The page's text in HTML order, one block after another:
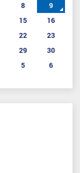
8
9
15
16
22
23
29
30
5 6